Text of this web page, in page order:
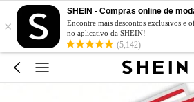
×
SHEIN - Compras online de
Encontre mais descontos exclusivos e
no aplicativo da SHEIN!
(5,142)